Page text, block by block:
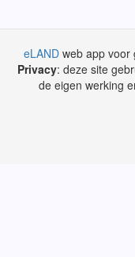
eLAND web app voor
Privacy: deze site
de eigen werking